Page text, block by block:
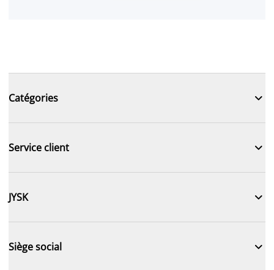
Catégories 
Service client 
JYSK 
Siège social 